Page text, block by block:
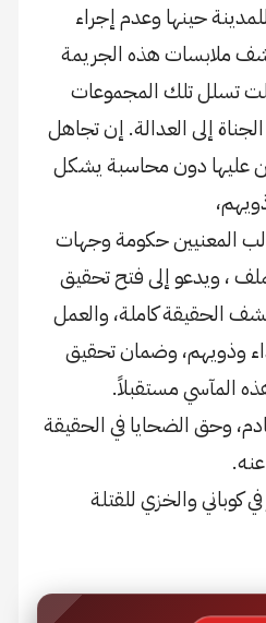
القائمين على إدارة pyd للمدينة حينها وعدم إجراء
ملابسات هذه الجريمة
تسلل تلك المجموعات
إلى العدالة. إن تجاهل
عليها دون محاسبة يشكل
المعنيين حكومة وجهات
، ويدعو إلى فتح تحقيق
الحقيقة كاملة، والعمل
وذويهم، وضمان تحقيق
المآسي مستقبلاً.
وحق الضحايا في الحقيقة
كوباني والخزي للقتلة